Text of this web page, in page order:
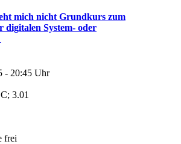
mich nicht Grundkurs zum
digitalen System- oder
- 20:45 Uhr
3.01
frei